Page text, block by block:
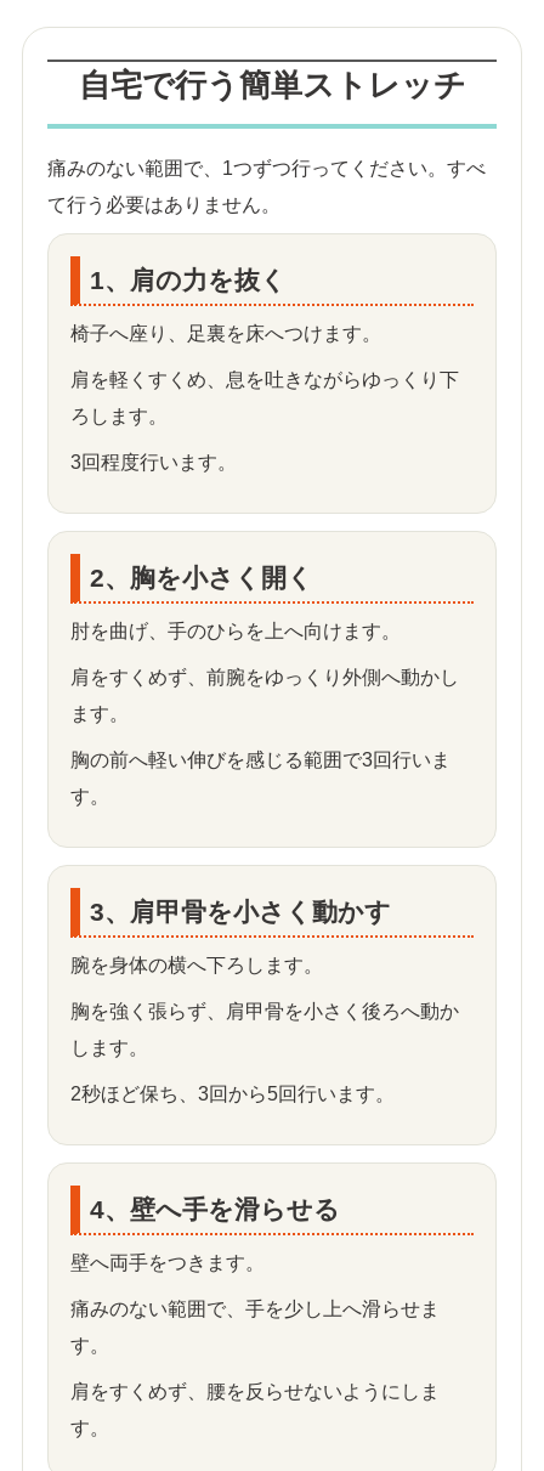
自宅で行う簡単ストレッチ
痛みのない範囲で、1つずつ行ってください。すべ
て行う必要はありません。
1、肩の力を抜く
椅子へ座り、足裏を床へつけます。
肩を軽くすくめ、息を吐きながらゆっくり下
ろします。
3回程度行います。
2、胸を小さく開く
肘を曲げ、手のひらを上へ向けます。
肩をすくめず、前腕をゆっくり外側へ動かし
ます。
胸の前へ軽い伸びを感じる範囲で3回行いま
す。
3、肩甲骨を小さく動かす
腕を身体の横へ下ろします。
胸を強く張らず、肩甲骨を小さく後ろへ動か
します。
2秒ほど保ち、3回から5回行います。
4、壁へ手を滑らせる
壁へ両手をつきます。
痛みのない範囲で、手を少し上へ滑らせま
す。
肩をすくめず、腰を反らせないようにしま
す。